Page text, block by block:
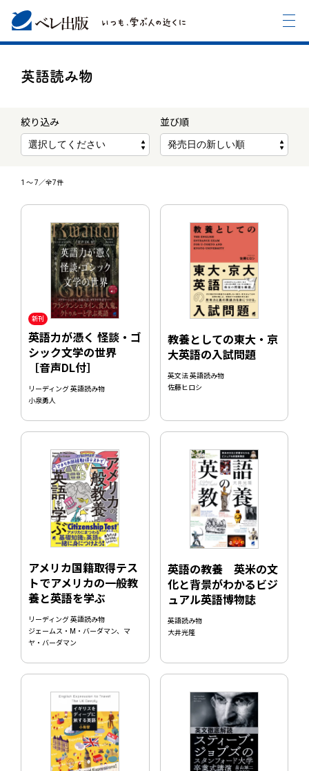
英語読み物
1 〜7 ／全7件
絞り込み 並び順
新刊
英語力が憑く 怪談・ゴ
シック文学の世界
［音声DL付］
リーディング 英語読み物
小泉勇人
教養としての東大・京
大英語の入試問題
英文法 英語読み物
佐藤ヒロシ
アメリカ国籍取得テス
トでアメリカの一般教
養と英語を学ぶ
リーディング 英語読み物
ジェームス・M・バーダマン、マ
ヤ・バーダマン
英語の教養 英米の文
化と背景がわかるビジ
ュアル英語博物誌
英語読み物
大井光隆